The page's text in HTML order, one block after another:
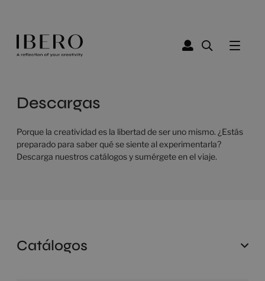
Descargas
Porque la creatividad es la libertad de ser uno mismo. ¿Estás
preparado para saber qué se siente al experimentarla?
Descarga nuestros catálogos y sumérgete en el viaje.
Catálogos